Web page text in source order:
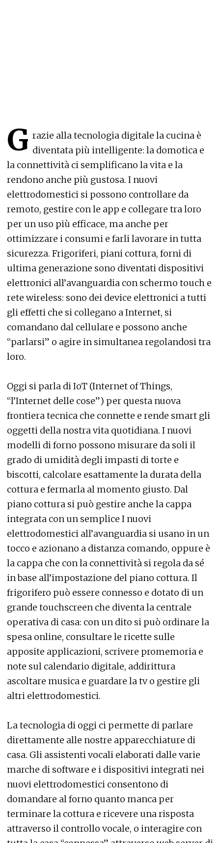
G razie alla tecnologia digitale la cucina è
diventata più intelligente: la domotica e
la connettività ci semplificano la vita e la
rendono anche più gustosa. I nuovi
elettrodomestici si possono controllare da
remoto, gestire con le app e collegare tra loro
per un uso più efficace, ma anche per
ottimizzare i consumi e farli lavorare in tutta
sicurezza. Frigoriferi, piani cottura, forni di
ultima generazione sono diventati dispositivi
elettronici all’avanguardia con schermo touch e
rete wireless: sono dei device elettronici a tutti
gli effetti che si collegano a Internet, si
comandano dal cellulare e possono anche
“parlarsi” o agire in simultanea regolandosi tra
loro.
Oggi si parla di IoT (Internet of Things,
“l’Internet delle cose”) per questa nuova
frontiera tecnica che connette e rende smart gli
oggetti della nostra vita quotidiana. I nuovi
modelli di forno possono misurare da soli il
grado di umidità degli impasti di torte e
biscotti, calcolare esattamente la durata della
cottura e fermarla al momento giusto. Dal
piano cottura si può gestire anche la cappa
integrata con un semplice I nuovi
elettrodomestici all’avanguardia si usano in un
tocco e azionano a distanza comando, oppure è
la cappa che con la connettività si regola da sé
in base all’impostazione del piano cottura. Il
frigorifero può essere connesso e dotato di un
grande touchscreen che diventa la centrale
operativa di casa: con un dito si può ordinare la
spesa online, consultare le ricette sulle
apposite applicazioni, scrivere promemoria e
note sul calendario digitale, addirittura
ascoltare musica e guardare la tv o gestire gli
altri elettrodomestici.
La tecnologia di oggi ci permette di parlare
direttamente alle nostre apparecchiature di
casa. Gli assistenti vocali elaborati dalle varie
marche di software e i dispositivi integrati nei
nuovi elettrodomestici consentono di
domandare al forno quanto manca per
terminare la cottura e ricevere una risposta
attraverso il controllo vocale, o interagire con